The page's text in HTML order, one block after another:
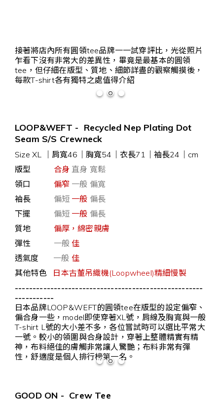
接著將店內所有圓領tee品牌一一試穿評比，光從照片
乍看下沒有非常大的差異性，畢竟是最基本的圓領
tee，但仔細在版型、質地、細節詳盡的觀察觸摸後，
每款T-shirt各有獨特之處值得介紹
LOOP&WEFT - Recycled Nep Plating Dot
Seam S/S Crewneck
Size XL
肩寬46｜胸寬54｜衣長71｜袖長24｜cm
版型 合身 直身 寬鬆
領口 偏窄 一般 偏寬
袖長 偏短 一般 偏長
下擺 偏短 一般 偏長
質地 偏厚，綿密親膚
彈性 一般 佳
透氣度 一般 佳
其他特色 日本古董吊織機(Loopwheel)精細慢製
-----------------------------------------------------
-----------
日本品牌LOOP&WEFT的圓領tee在版型的設定偏窄、
偏合身一些，model即使穿著XL號，肩線及胸寬與一般
T-shirt L號的大小差不多，各位嘗試時可以選比平常大
一號。較小的領圍與合身設計，穿著上整體精實有精
神，布料絕佳的膚觸非常讓人驚艷；布料非常有彈
性，舒適度是個人排行榜第一名。
GOOD ON - Crew Tee